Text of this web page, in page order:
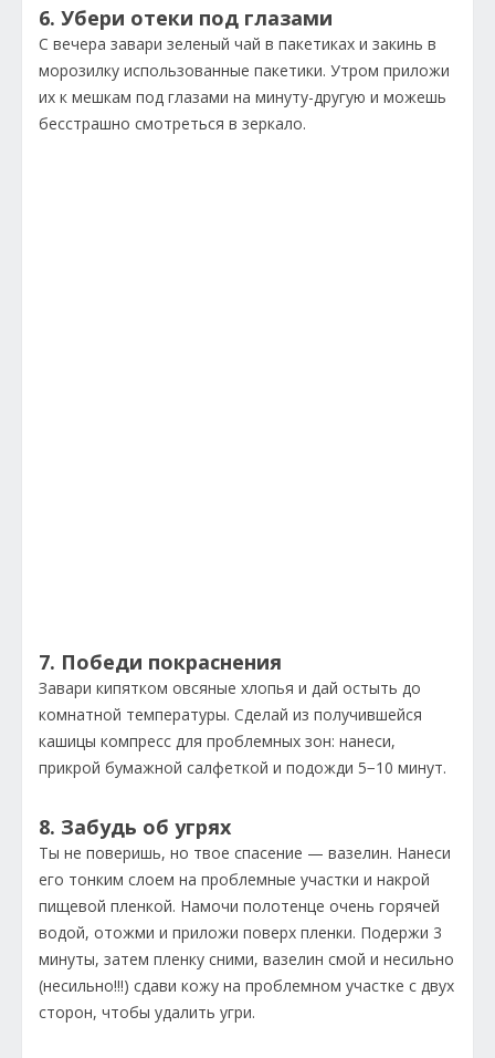
6. Убери отеки под глазами
С вечера завари зеленый чай в пакетиках и закинь в
морозилку использованные пакетики. Утром приложи
их к мешкам под глазами на минуту-другую и можешь
бесстрашно смотреться в зеркало.
7. Победи покраснения
Завари кипятком овсяные хлопья и дай остыть до
комнатной температуры. Сделай из получившейся
кашицы компресс для проблемных зон: нанеси,
прикрой бумажной салфеткой и подожди 5−10 минут.
8. Забудь об угрях
Ты не поверишь, но твое спасение — вазелин. Нанеси
его тонким слоем на проблемные участки и накрой
пищевой пленкой. Намочи полотенце очень горячей
водой, отожми и приложи поверх пленки. Подержи 3
минуты, затем пленку сними, вазелин смой и несильно
(несильно!!!) сдави кожу на проблемном участке с двух
сторон, чтобы удалить угри.